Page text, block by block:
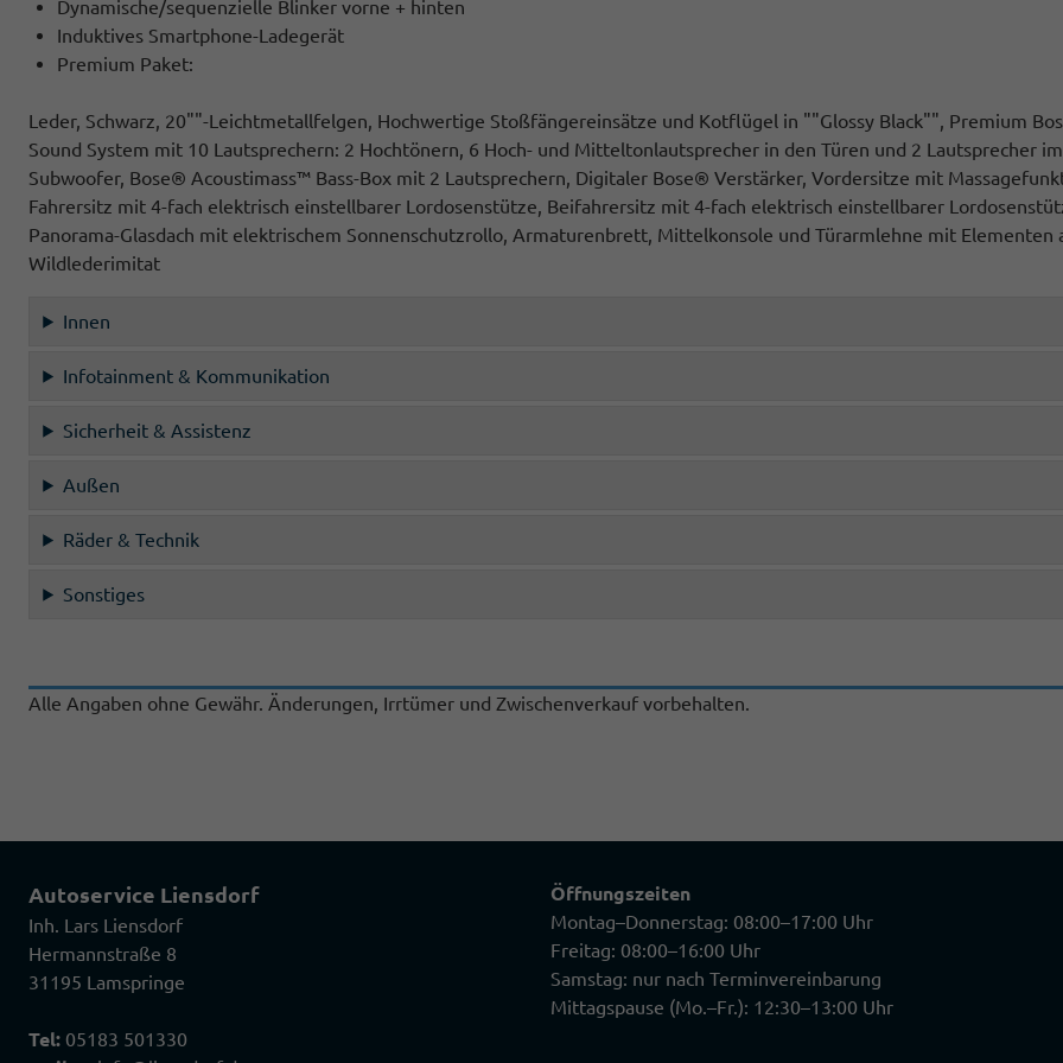
Dynamische/sequenzielle Blinker vorne + hinten
Induktives Smartphone-Ladegerät
Premium Paket:
Leder, Schwarz, 20""-Leichtmetallfelgen, Hochwertige Stoßfängereinsätze und Kotflügel in ""Glossy Black"", Premium
Sound System mit 10 Lautsprechern: 2 Hochtönern, 6 Hoch- und Mitteltonlautsprecher in den Türen und 2 Lautsprecher im
Subwoofer, Bose® Acoustimass™ Bass-Box mit 2 Lautsprechern, Digitaler Bose® Verstärker, Vordersitze mit
Fahrersitz mit 4-fach elektrisch einstellbarer Lordosenstütze, Beifahrersitz mit 4-fach elektrisch einstellbarer
Panorama-Glasdach mit elektrischem Sonnenschutzrollo, Armaturenbrett, Mittelkonsole und Türarmlehne mit Elementen
Wildlederimitat
Innen
Infotainment & Kommunikation
Sicherheit & Assistenz
Außen
Räder & Technik
Sonstiges
Alle Angaben ohne Gewähr. Änderungen, Irrtümer und Zwischenverkauf vorbehalten.
Autoservice Liensdorf
Inh. Lars Liensdorf
Hermannstraße 8
31195 Lamspringe
Tel: 05183 501330
Öffnungszeiten
Montag–Donnerstag: 08:00–17:00 Uhr
Freitag: 08:00–16:00 Uhr
Samstag: nur nach Terminvereinbarung
Mittagspause (Mo.–Fr.): 12:30–13:00 Uhr